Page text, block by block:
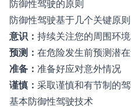
防御性驾驶的原则
防御性驾驶基于几个关键原则
意识： 持续关注您的周围环
预测： 在危险发生前预测潜
准备： 准备好应对意外情况
谨慎： 采取谨慎和有节制的
基本防御性驾驶技术